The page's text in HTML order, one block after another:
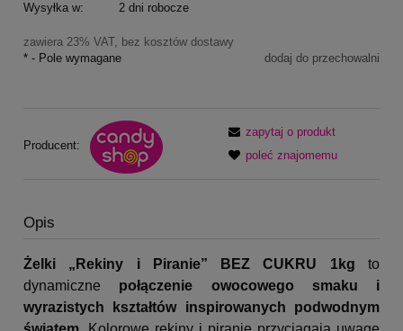
Wysyłka w:
2 dni robocze
zawiera 23% VAT, bez kosztów dostawy
dodaj do przechowalni
* - Pole wymagane
Producent:
zapytaj o produkt
poleć znajomemu
Opis
Żelki „Rekiny i Piranie” BEZ CUKRU 1kg to
dynamiczne połączenie owocowego smaku i
wyrazistych kształtów inspirowanych podwodnym